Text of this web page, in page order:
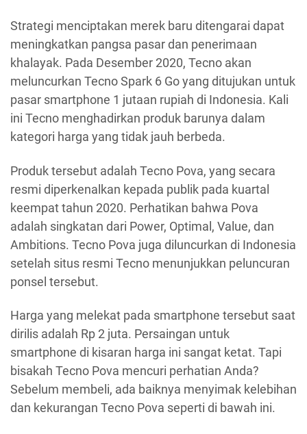
Strategi menciptakan merek baru ditengarai dapat
meningkatkan pangsa pasar dan penerimaan
khalayak. Pada Desember 2020, Tecno akan
meluncurkan Tecno Spark 6 Go yang ditujukan untuk
pasar smartphone 1 jutaan rupiah di Indonesia. Kali
ini Tecno menghadirkan produk barunya dalam
kategori harga yang tidak jauh berbeda.
Produk tersebut adalah Tecno Pova, yang secara
resmi diperkenalkan kepada publik pada kuartal
keempat tahun 2020. Perhatikan bahwa Pova
adalah singkatan dari Power, Optimal, Value, dan
Ambitions. Tecno Pova juga diluncurkan di Indonesia
setelah situs resmi Tecno menunjukkan peluncuran
ponsel tersebut.
Harga yang melekat pada smartphone tersebut saat
dirilis adalah Rp 2 juta. Persaingan untuk
smartphone di kisaran harga ini sangat ketat. Tapi
bisakah Tecno Pova mencuri perhatian Anda?
Sebelum membeli, ada baiknya menyimak kelebihan
dan kekurangan Tecno Pova seperti di bawah ini.